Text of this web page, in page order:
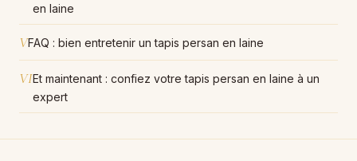
en laine
VFAQ : bien entretenir un tapis persan en laine
VIEt maintenant : confiez votre tapis persan en laine à un
expert